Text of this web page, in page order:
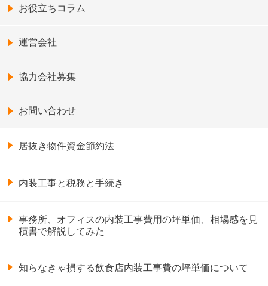
お役立ちコラム
運営会社
協力会社募集
お問い合わせ
居抜き物件資金節約法
内装工事と税務と手続き
事務所、オフィスの内装工事費用の坪単価、相場感を見
積書で解説してみた
知らなきゃ損する飲食店内装工事費の坪単価について